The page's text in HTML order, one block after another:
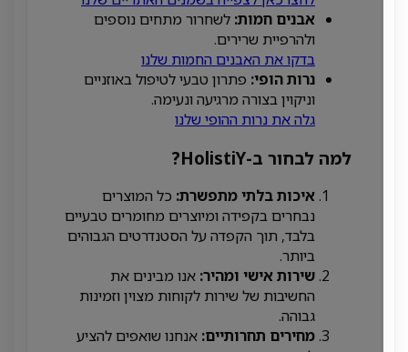
אבנים חמות:לשחרור מתחים נוספים
ולהרפיית שרירים.
בדקו את האבנים החמות שלנו
נרות הופי:פתרון טבעי לטיפול באוזניים
וניקוין בצורה מרגיעה ונעימה.
גלה את נרות ההופי שלנו
למה לבחור ב-HolistiY?
איכות בלתי מתפשרת:כל המוצרים
נבחרים בקפידה ומיוצרים מחומרים טבעיים
בלבד, תוך הקפדה על הסטנדרטים הגבוהים
ביותר.
שירות אישי ומהיר:אנו מבינים את
החשיבות של שירות לקוחות מצוין וזמינות
גבוהה.
מחירים תחרותיים:אנחנו שואפים להציע